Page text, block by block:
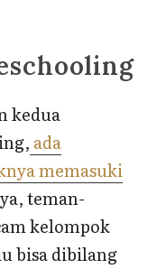
kedua
ada
memasuki
teman-
kelompok
bisa dibilang